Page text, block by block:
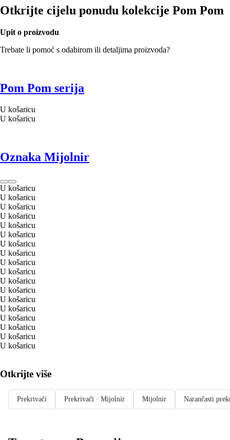
Otkrijte cijelu ponudu kolekcije Pom Pom
Upit o proizvodu
Trebate li pomoć s odabirom ili detaljima proizvoda?
Pom Pom serija
U košaricu
U košaricu
Oznaka Mijolnir
U košaricu
U košaricu
U košaricu
U košaricu
U košaricu
U košaricu
U košaricu
U košaricu
U košaricu
U košaricu
U košaricu
U košaricu
U košaricu
U košaricu
U košaricu
U košaricu
U košaricu
U košaricu
Otkrijte više
Prekrivači Prekrivači · Mijolnir Mijolnir Narančasti